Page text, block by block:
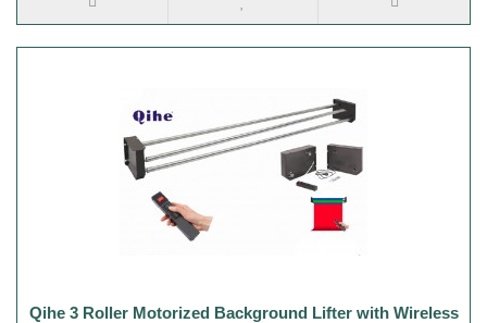
Qihe 3 Roller Motorized Background Lifter with Wireless